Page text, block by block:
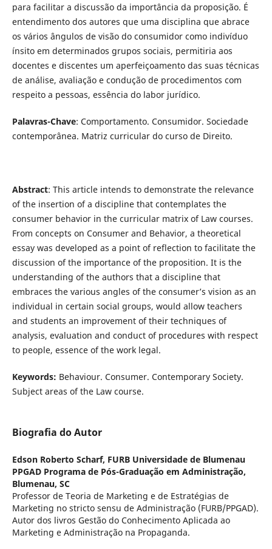
para facilitar a discussão da importância da proposição. É
entendimento dos autores que uma disciplina que abrace
os vários ângulos de visão do consumidor como indivíduo
ínsito em determinados grupos sociais, permitiria aos
docentes e discentes um aperfeiçoamento das suas técnicas
de análise, avaliação e condução de procedimentos com
respeito a pessoas, essência do labor jurídico.
Palavras-Chave: Comportamento. Consumidor. Sociedade
contemporânea. Matriz curricular do curso de Direito.
Abstract: This article intends to demonstrate the relevance
of the insertion of a discipline that contemplates the
consumer behavior in the curricular matrix of Law courses.
From concepts on Consumer and Behavior, a theoretical
essay was developed as a point of reflection to facilitate the
discussion of the importance of the proposition. It is the
understanding of the authors that a discipline that
embraces the various angles of the consumer’s vision as an
individual in certain social groups, would allow teachers
and students an improvement of their techniques of
analysis, evaluation and conduct of procedures with respect
to people, essence of the work legal.
Keywords: Behaviour. Consumer. Contemporary Society.
Subject areas of the Law course.
Biografia do Autor
Edson Roberto Scharf, FURB Universidade de Blumenau
PPGAD Programa de Pós-Graduação em Administração,
Blumenau, SC
Professor de Teoria de Marketing e de Estratégias de
Marketing no stricto sensu de Administração (FURB/PPGAD).
Autor dos livros Gestão do Conhecimento Aplicada ao
Marketing e Administração na Propaganda.